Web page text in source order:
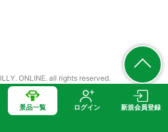
景品一覧 ログイン 新規会員登録
ONLINE. all rights reserved.